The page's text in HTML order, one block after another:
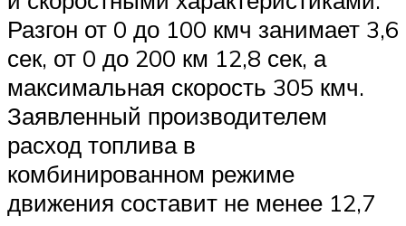
Разгон от 0 до 100 кмч занимает 3,6
сек, от 0 до 200 км 12,8 сек, а
максимальная скорость 305 кмч.
Заявленный производителем
расход топлива в
комбинированном режиме
движения составит не менее 12,7